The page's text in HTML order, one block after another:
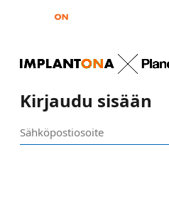
Kirjaudu sisään